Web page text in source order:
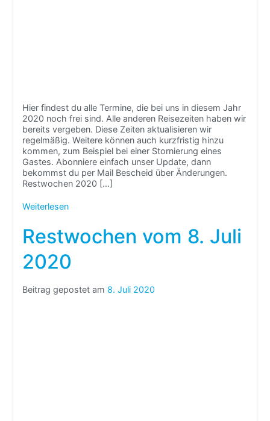
Hier findest du alle Termine, die bei uns in diesem Jahr
2020 noch frei sind. Alle anderen Reisezeiten haben wir
bereits vergeben. Diese Zeiten aktualisieren wir
regelmäßig. Weitere können auch kurzfristig hinzu
kommen, zum Beispiel bei einer Stornierung eines
Gastes. Abonniere einfach unser Update, dann
bekommst du per Mail Bescheid über Änderungen.
Restwochen 2020 […]
Weiterlesen
Restwochen vom 8. Juli
2020
Beitrag gepostet am 8. Juli 2020